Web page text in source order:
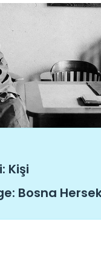
Kişi
Bosna